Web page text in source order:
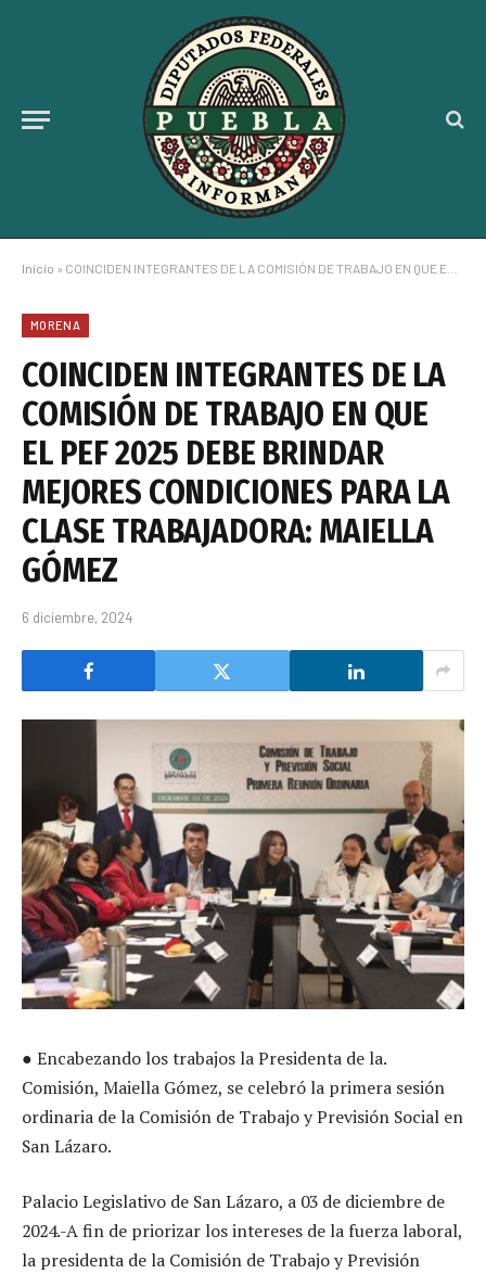
Inicio » COINCIDEN INTEGRANTES DE LA COMISIÓN DE TRABAJO EN QUE EL PEF 2025 DEBE BRINDAR MEJORES CONDICIONES PARA LA CLASE TRABAJADORA: MAIELLA GÓMEZ
MORENA
COINCIDEN INTEGRANTES DE LA
COMISIÓN DE TRABAJO EN QUE
EL PEF 2025 DEBE BRINDAR
MEJORES CONDICIONES PARA LA
CLASE TRABAJADORA: MAIELLA
GÓMEZ
6 diciembre, 2024
● Encabezando los trabajos la Presidenta de la.
Comisión, Maiella Gómez, se celebró la primera sesión
ordinaria de la Comisión de Trabajo y Previsión Social en
San Lázaro.
Palacio Legislativo de San Lázaro, a 03 de diciembre de
2024.-A fin de priorizar los intereses de la fuerza laboral,
la presidenta de la Comisión de Trabajo y Previsión